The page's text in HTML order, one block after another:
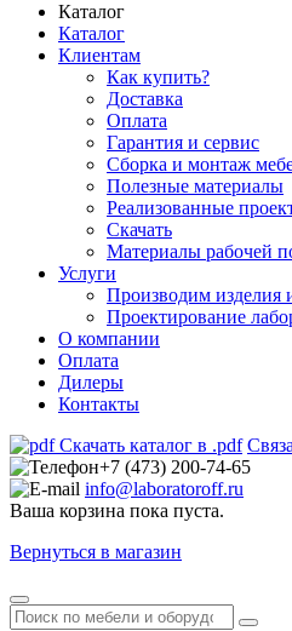
Каталог
Каталог
Клиентам
Как купить?
Доставка
Оплата
Гарантия и сервис
Сборка и монтаж
Полезные материалы
Реализованные
Скачать
Материалы рабочей
Услуги
Производим изделия
Проектирование
О компании
Оплата
Дилеры
Контакты
Скачать каталог в .pdf
+7 (473) 200-74-65
info@laboratoroff.ru
Ваша корзина пока пуста.
Вернуться в магазин